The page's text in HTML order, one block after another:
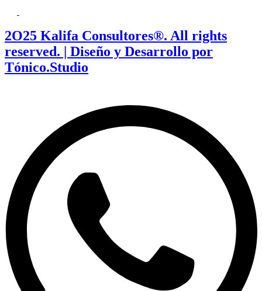
2O25 Kalifa Consultores®. All rights
reserved. | Diseño y Desarrollo por
Tónico.Studio